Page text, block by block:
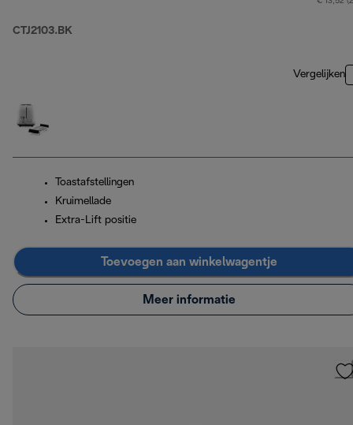
CTJ2103.BK
€ 13,52
Vergelijken
Toastafstellingen
Kruimellade
Extra-Lift positie
Toevoegen aan winkelwagentje
Meer informatie